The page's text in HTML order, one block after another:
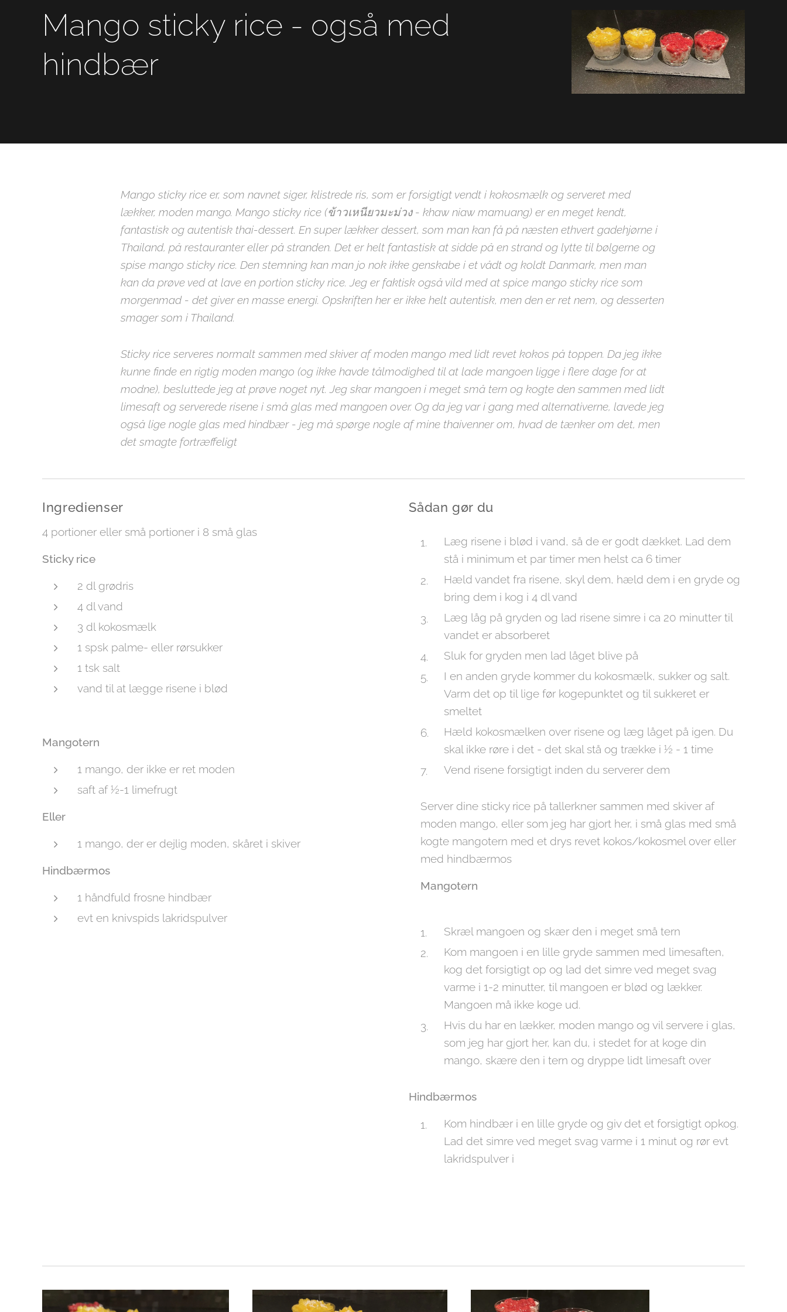
Mango sticky rice - også med
hindbær
Mango sticky rice er, som navnet siger, klistrede ris, som er forsigtigt vendt i kokosmælk og serveret med
lækker, moden mango. Mango sticky rice (ข้าวเหนียวมะม่วง - khaw niaw mamuang) er en meget kendt,
fantastisk og autentisk thai-dessert. En super lækker dessert, som man kan få på næsten ethvert gadehjørne i
Thailand, på restauranter eller på stranden. Det er helt fantastisk at sidde på en strand og lytte til bølgerne og
spise mango sticky rice. Den stemning kan man jo nok ikke genskabe i et vådt og koldt Danmark, men man
kan da prøve ved at lave en portion sticky rice. Jeg er faktisk også vild med at spice mango sticky rice som
morgenmad - det giver en masse energi. Opskriften her er ikke helt autentisk, men den er ret nem, og desserten
smager som i Thailand.
Sticky rice serveres normalt sammen med skiver af moden mango med lidt revet kokos på toppen. Da jeg ikke
kunne finde en rigtig moden mango (og ikke havde tålmodighed til at lade mangoen ligge i flere dage for at
modne), besluttede jeg at prøve noget nyt. Jeg skar mangoen i meget små tern og kogte den sammen med lidt
limesaft og serverede risene i små glas med mangoen over. Og da jeg var i gang med alternativerne, lavede jeg
også lige nogle glas med hindbær - jeg må spørge nogle af mine thaivenner om, hvad de tænker om det, men
det smagte fortræffeligt
Ingredienser
4 portioner eller små portioner i 8 små glas
Sticky rice
2 dl grødris
4 dl vand
3 dl kokosmælk
1 spsk palme- eller rørsukker
1 tsk salt
vand til at lægge risene i blød
Mangotern
1 mango, der ikke er ret moden
saft af ½-1 limefrugt
Eller
1 mango, der er dejlig moden, skåret i skiver
Hindbærmos
1 håndfuld frosne hindbær
evt en knivspids lakridspulver
Sådan gør du
Læg risene i blød i vand, så de er godt dækket. Lad dem
stå i minimum et par timer men helst ca 6 timer
Hæld vandet fra risene, skyl dem, hæld dem i en gryde og
bring dem i kog i 4 dl vand
Læg låg på gryden og lad risene simre i ca 20 minutter til
vandet er absorberet
Sluk for gryden men lad låget blive på
I en anden gryde kommer du kokosmælk, sukker og salt.
Varm det op til lige før kogepunktet og til sukkeret er
smeltet
Hæld kokosmælken over risene og læg låget på igen. Du
skal ikke røre i det - det skal stå og trække i ½ - 1 time
Vend risene forsigtigt inden du serverer dem
Server dine sticky rice på tallerkner sammen med skiver af
moden mango, eller som jeg har gjort her, i små glas med små
kogte mangotern med et drys revet kokos/kokosmel over eller
med hindbærmos
Mangotern
Skræl mangoen og skær den i meget små tern
Kom mangoen i en lille gryde sammen med limesaften,
kog det forsigtigt op og lad det simre ved meget svag
varme i 1-2 minutter, til mangoen er blød og lækker.
Mangoen må ikke koge ud.
Hvis du har en lækker, moden mango og vil servere i glas,
som jeg har gjort her, kan du, i stedet for at koge din
mango, skære den i tern og dryppe lidt limesaft over
Hindbærmos
Kom hindbær i en lille gryde og giv det et forsigtigt opkog.
Lad det simre ved meget svag varme i 1 minut og rør evt
lakridspulver i